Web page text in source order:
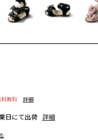
料無料
詳細
日にて出荷 詳細